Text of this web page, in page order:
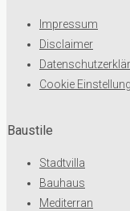
Baustile
Stadtvilla
Bauhaus
Mediterran
Impressum
Disclaimer
Cookie